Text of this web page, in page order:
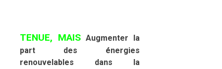
TENUE, MAISAugmenter la
part des énergies
renouvelables dans la